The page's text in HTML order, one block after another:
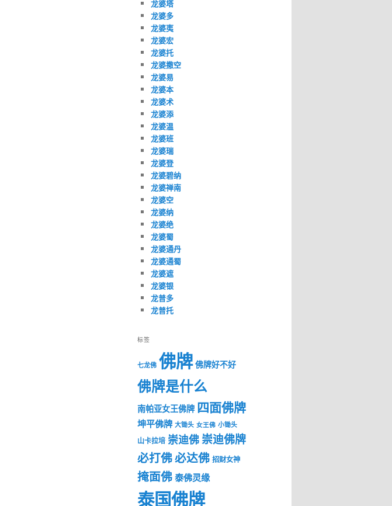
龙婆塔
龙婆多
龙婆夷
龙婆宏
龙婆托
龙婆撒空
龙婆易
龙婆本
龙婆术
龙婆添
龙婆温
龙婆班
龙婆瑞
龙婆登
龙婆碧纳
龙婆禅南
龙婆空
龙婆纳
龙婆绝
龙婆蜀
龙婆通丹
龙婆通蜀
龙婆遮
龙婆银
龙普多
龙普托
标签
七龙佛 佛牌 佛牌好不好
佛牌是什么
南帕亚女王佛牌 四面佛牌
坤平佛牌 大锄头 女王佛 小锄头
山卡拉培 崇迪佛崇迪佛牌
必打佛必达佛 招财女神
掩面佛泰佛灵缘
泰国佛牌